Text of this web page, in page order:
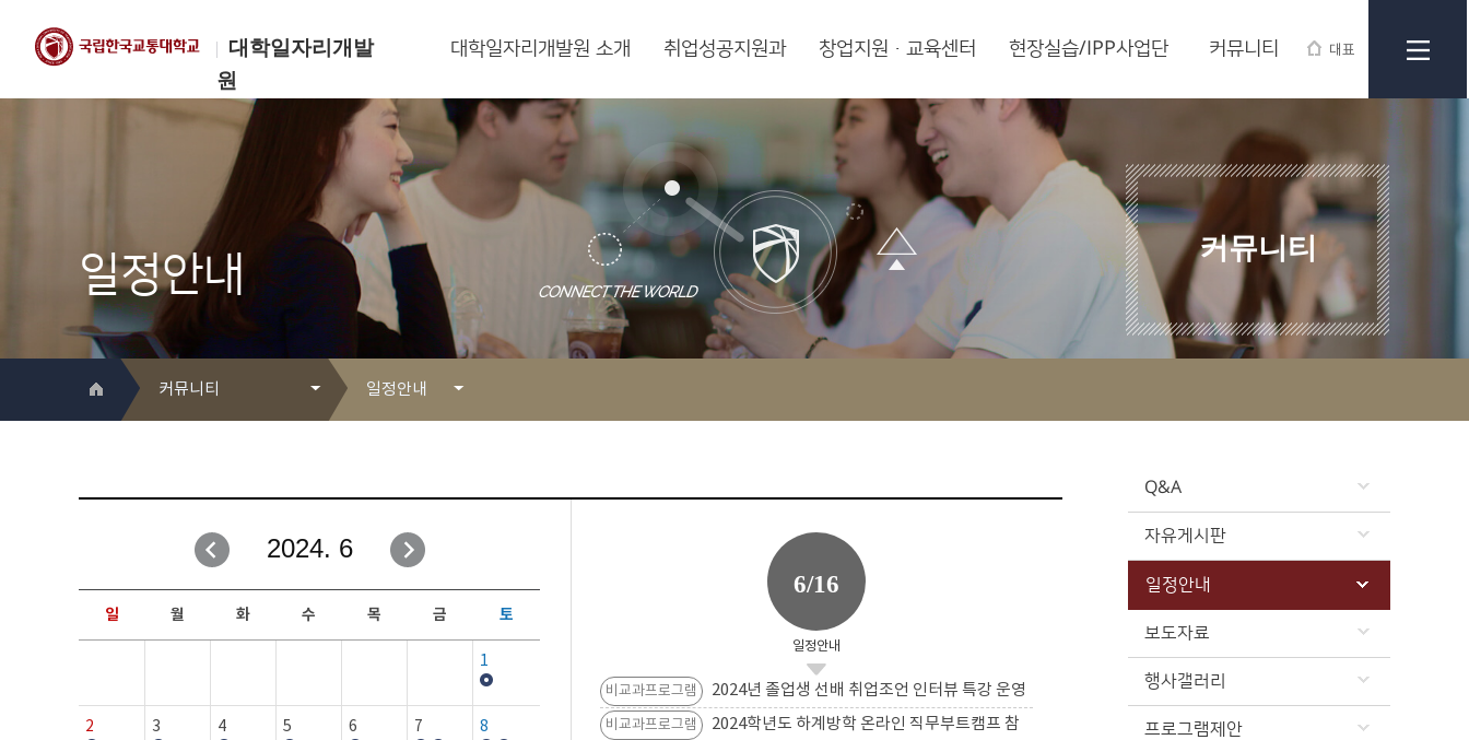
대학일자리개발
원
대표
한국교통대학교
대학일자리개발원
대학일자리개발원 소개 취업성공지원과 창업지원·교육센터 현장실습/IPP사업단 커뮤니티
일정안내
커뮤니티
커뮤니티
취업성공지원과
창업지원·교육센터
현장실습/IPP사업단
커뮤니티
일정안내
자유게시판
일정안내
보도자료
행사갤러리
Q&A
자유게시판
일정안내
보도자료
행사갤러리
프로그램제안
2024. 6
일 월 화 수 목 금 토
1
2 3 4 5 6 7 8
6/16
일정안내
비교과프로그램 2024년 졸업생 선배 취업조언 인터뷰 특강 운영
비교과프로그램
2024학년도 하계방학 온라인 직무부트캠프 참